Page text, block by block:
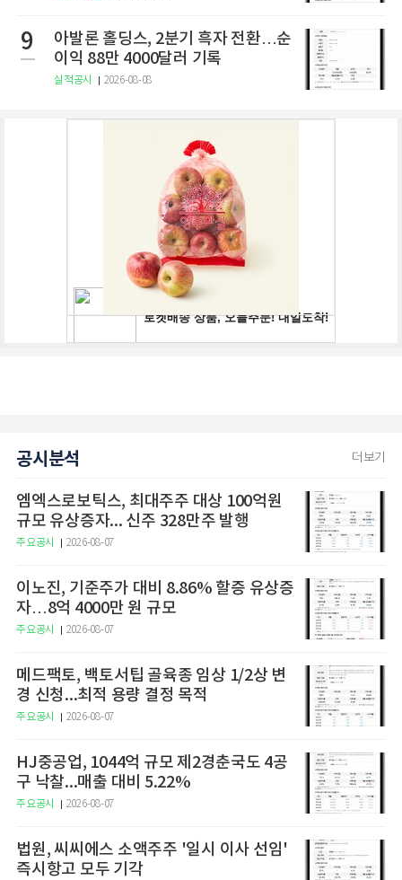
9
아발론 홀딩스, 2분기 흑자 전환…순
이익 88만 4000달러 기록
실적공시 2026-08-08
공시분석 더보기
엠엑스로보틱스, 최대주주 대상 100억원
규모 유상증자... 신주 328만주 발행
주요공시 2026-08-07
이노진, 기준주가 대비 8.86% 할증 유상증
자…8억 4000만 원 규모
주요공시 2026-08-07
메드팩토, 백토서팁 골육종 임상 1/2상 변
경 신청...최적 용량 결정 목적
주요공시 2026-08-07
HJ중공업, 1044억 규모 제2경춘국도 4공
구 낙찰...매출 대비 5.22%
주요공시 2026-08-07
법원, 씨씨에스 소액주주 '일시 이사 선임'
즉시항고 모두 기각